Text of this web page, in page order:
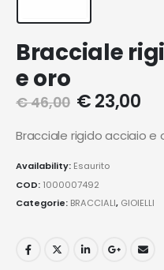
Bracciale
e oro
€46,00 €23,00
Bracciale rigido acciaio e
Availability: Esaurito
COD: 1000007492
Categorie: BRACCIALI, GIOIELLI